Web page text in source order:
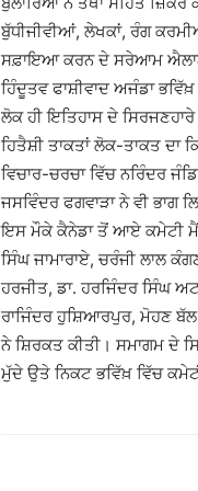
ਬੁੱਧੀਜੀਵੀਆਂ, ਲੇਖਕਾਂ, ਰੰਗ
ਸਫ਼ਾਇਆ ਕਰਨ ਦੇ ਸਰੇਆਮ ਐਲਾਨ
ਹਿੰਦੂਤਵ ਫਾਸ਼ੀਵਾਦ ਅਜੰਡਾ
ਲੋਕ ਹੀ ਇਤਿਹਾਸ ਦੇ
ਹਿਤੈਸ਼ੀ ਤਾਕਤਾਂ ਲੋਕ-ਤਾਕਤ ਦਾ
ਵਿਚਾਰ-ਚਰਚਾ ਵਿੱਚ ਨਰਿੰਦਰ
ਜਸਵਿੰਦਰ ਫਗਵਾੜਾ ਨੇ ਵੀ ਭਾਗ
ਇਸ ਮੌਕੇ ਕੈਨੇਡਾ ਤੋਂ ਆਏ ਕਮੇਟੀ
ਸਿੰਘ ਜਾਮਾਰਾਏ, ਚਰੰਜੀ ਲਾਲ
ਹਰਜੀਤ, ਡਾ. ਹਰਜਿੰਦਰ ਸਿੰਘ
ਰਾਜਿੰਦਰ ਹੁਸ਼ਿਆਰਪੁਰ, ਮੋਹਣ
ਨੇ ਸ਼ਿਰਕਤ ਕੀਤੀ। ਸਮਾਗਮ ਦੇ
ਮੁੱਦੇ ਉਤੇ ਨਿਕਟ ਭਵਿੱਖ਼ ਵਿੱਚ